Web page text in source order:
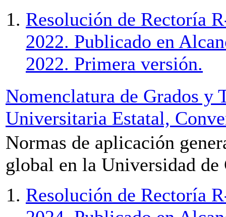
Resolución de Rectoría
2022. Publicado en
2022. Primera versión.
Nomenclatura de Grados y
Universitaria Estatal,
Normas de aplicación
global en la Universidad de
Resolución de Rectoría